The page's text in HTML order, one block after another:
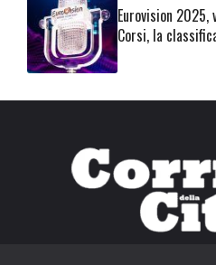
Eurovision 2025,
Corsi, la